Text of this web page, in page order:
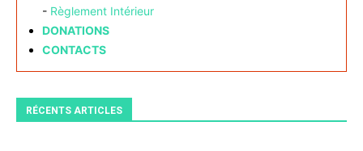
- Règlement Intérieur
DONATIONS
CONTACTS
RÉCENTS ARTICLES